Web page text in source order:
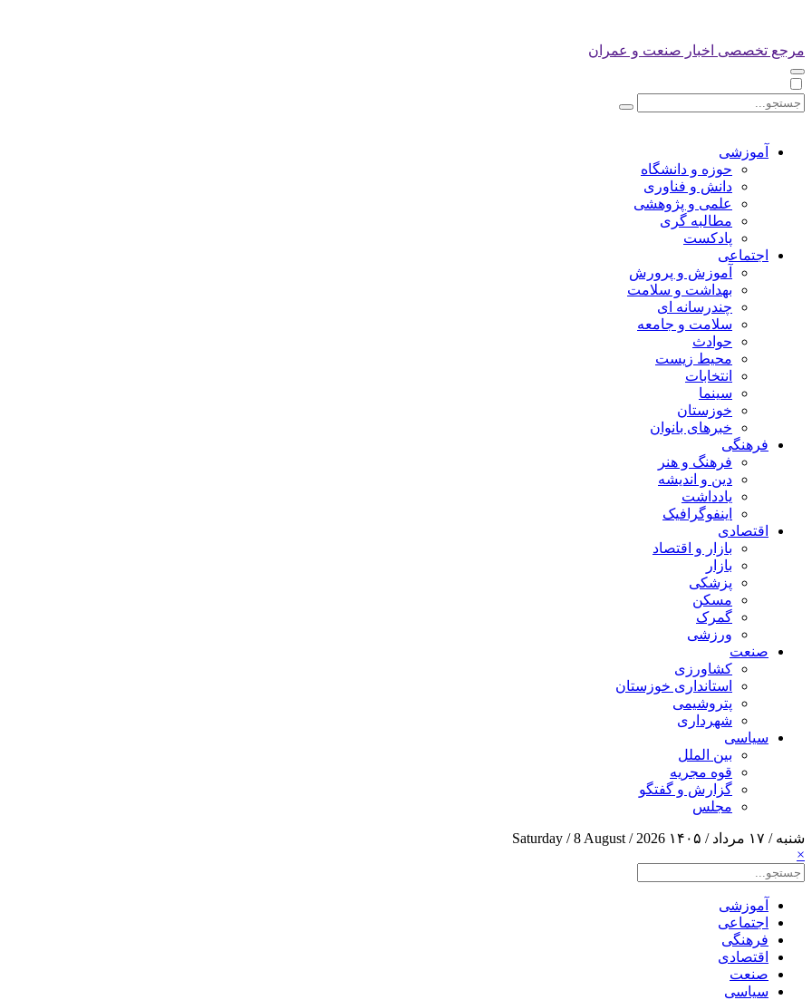
مرجع تخصصی اخبار صنعت و عمران
آموزشی
حوزه و دانشگاه
دانش و فناوری
علمی و پژوهشی
مطالبه گری
پادکست
اجتماعی
آموزش و پرورش
بهداشت و سلامت
چندرسانه ای
سلامت و جامعه
حوادث
محیط زیست
انتخابات
سینما
خوزستان
خبرهای بانوان
فرهنگی
فرهنگ و هنر
دین و اندیشه
یادداشت
اینفوگرافیک
اقتصادی
بازار و اقتصاد
بازار
پزشکی
مسکن
گمرک
ورزشی
صنعت
کشاورزی
استانداری خوزستان
پتروشیمی
شهرداری
سیاسی
بین الملل
قوه مجریه
گزارش و گفتگو
مجلس
شنبه / ۱۷ مرداد / ۱۴۰۵
Saturday / 8 August / 2026
×
آموزشی
اجتماعی
فرهنگی
اقتصادی
صنعت
سیاسی